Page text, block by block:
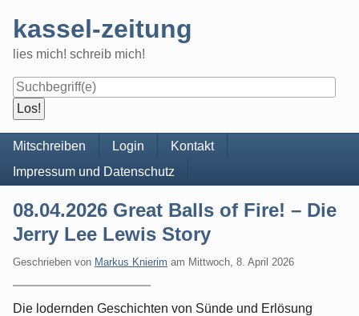
content
kassel-zeitung
lies mich! schreib mich!
Navigation
Mitschreiben Login
Kontakt
Impressum und Datenschutz
08.04.2026 Great Balls of Fire! – Die
Jerry Lee Lewis Story
Geschrieben von Markus Knierim am Mittwoch, 8. April 2026
Die lodernden Geschichten von Sünde und Erlösung